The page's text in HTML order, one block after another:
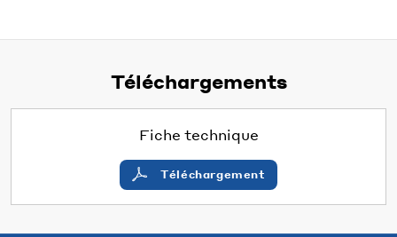
Téléchargements
Fiche technique
Téléchargement